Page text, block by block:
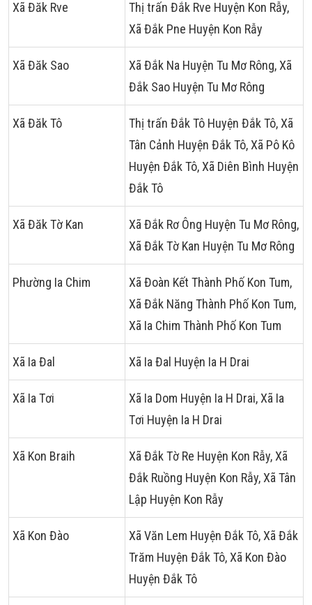
Xã Đăk Rve
Thị trấn Đắk Rve Huyện Kon Rẫy,
Xã Đắk Pne Huyện Kon Rẫy
Xã Đăk Sao
Xã Đắk Na Huyện Tu Mơ Rông, Xã
Đắk Sao Huyện Tu Mơ Rông
Xã Đăk Tô
Thị trấn Đắk Tô Huyện Đắk Tô, Xã
Tân Cảnh Huyện Đắk Tô, Xã Pô Kô
Huyện Đắk Tô, Xã Diên Bình Huyện
Đắk Tô
Xã Đăk Tờ Kan
Xã Đắk Rơ Ông Huyện Tu Mơ Rông,
Xã Đắk Tờ Kan Huyện Tu Mơ Rông
Phường Ia Chim
Xã Đoàn Kết Thành Phố Kon Tum,
Xã Đắk Năng Thành Phố Kon Tum,
Xã Ia Chim Thành Phố Kon Tum
Xã Ia Đal Xã Ia Đal Huyện Ia H Drai
Xã Ia Tơi
Xã Ia Dom Huyện Ia H Drai, Xã Ia
Tơi Huyện Ia H Drai
Xã Kon Braih
Xã Đắk Tờ Re Huyện Kon Rẫy, Xã
Đắk Ruồng Huyện Kon Rẫy, Xã Tân
Lập Huyện Kon Rẫy
Xã Kon Đào
Xã Văn Lem Huyện Đắk Tô, Xã Đắk
Trăm Huyện Đắk Tô, Xã Kon Đào
Huyện Đắk Tô